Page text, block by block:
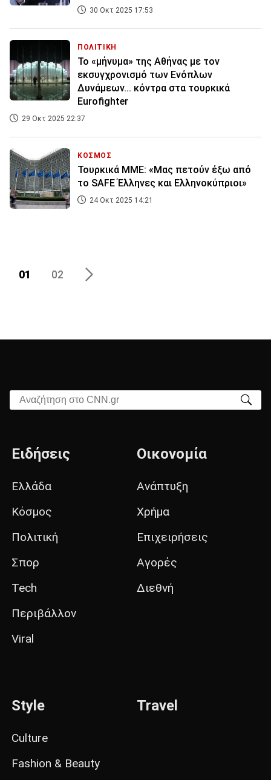
30 Οκτ 2025 17:53
ΠΟΛΙΤΙΚΗ
Το «μήνυμα» της Αθήνας με τον
εκσυγχρονισμό των Ενόπλων
Δυνάμεων... κόντρα στα τουρκικά
Eurofighter
29 Οκτ 2025 22:37
ΚΟΣΜΟΣ
Τουρκικά ΜΜΕ: «Μας πετούν έξω από
το SAFE Έλληνες και Ελληνοκύπριοι»
24 Οκτ 2025 14:21
01 02
Αναζήτηση στο CNN.gr
Ειδήσεις
Ελλάδα
Κόσμος
Πολιτική
Σπορ
Tech
Περιβάλλον
Viral
Οικονομία
Ανάπτυξη
Χρήμα
Επιχειρήσεις
Αγορές
Διεθνή
Style
Culture
Fashion & Beauty
Travel